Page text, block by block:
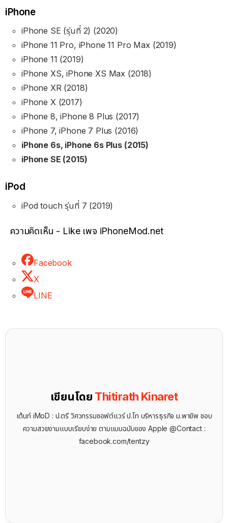
iPhone
iPhone SE (รุ่นที่ 2) (2020)
iPhone 11 Pro, iPhone 11 Pro Max (2019)
iPhone 11 (2019)
iPhone XS, iPhone XS Max (2018)
iPhone XR (2018)
iPhone X (2017)
iPhone 8, iPhone 8 Plus (2017)
iPhone 7, iPhone 7 Plus (2016)
iPhone 6s, iPhone 6s Plus (2015)
iPhone SE (2015)
iPod
iPod touch รุ่นที่ 7 (2019)
ความคิดเห็น - Like เพจ iPhoneMod.net
Facebook
X
LINE
เขียนโดย Thitirath Kinaret
เต้นท์ iMoD : ป.ตรี วิศวกรรมซอฟต์แวร์ ป.โท บริหารธุรกิจ ม.พายัพ ชอบ
ความสวยงามแบบเรียบง่าย ตามแบบฉบับของ Apple @Contact :
facebook.com/tentzy